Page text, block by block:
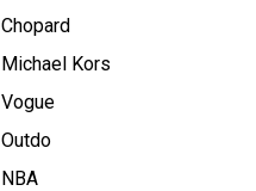
Chopard
Michael Kors
Vogue
Outdo
NBA